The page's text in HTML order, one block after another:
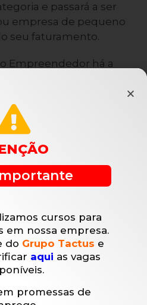
e passará a ser
empresa de pequeno
seu faturamento.
Empreendedor há a
ultrapassou o limite do
é uma
de que seu negócio está
(
Faturamento MEI
cursos para
em nossa empresa.
do Grupo Tactus e
aqui as vagas
promessas de